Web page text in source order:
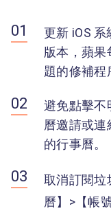
更新 iOS
版本，蘋果
題的修補程
避免點擊不
曆邀請或連
的行事曆。
取消訂閱垃
曆】>【帳